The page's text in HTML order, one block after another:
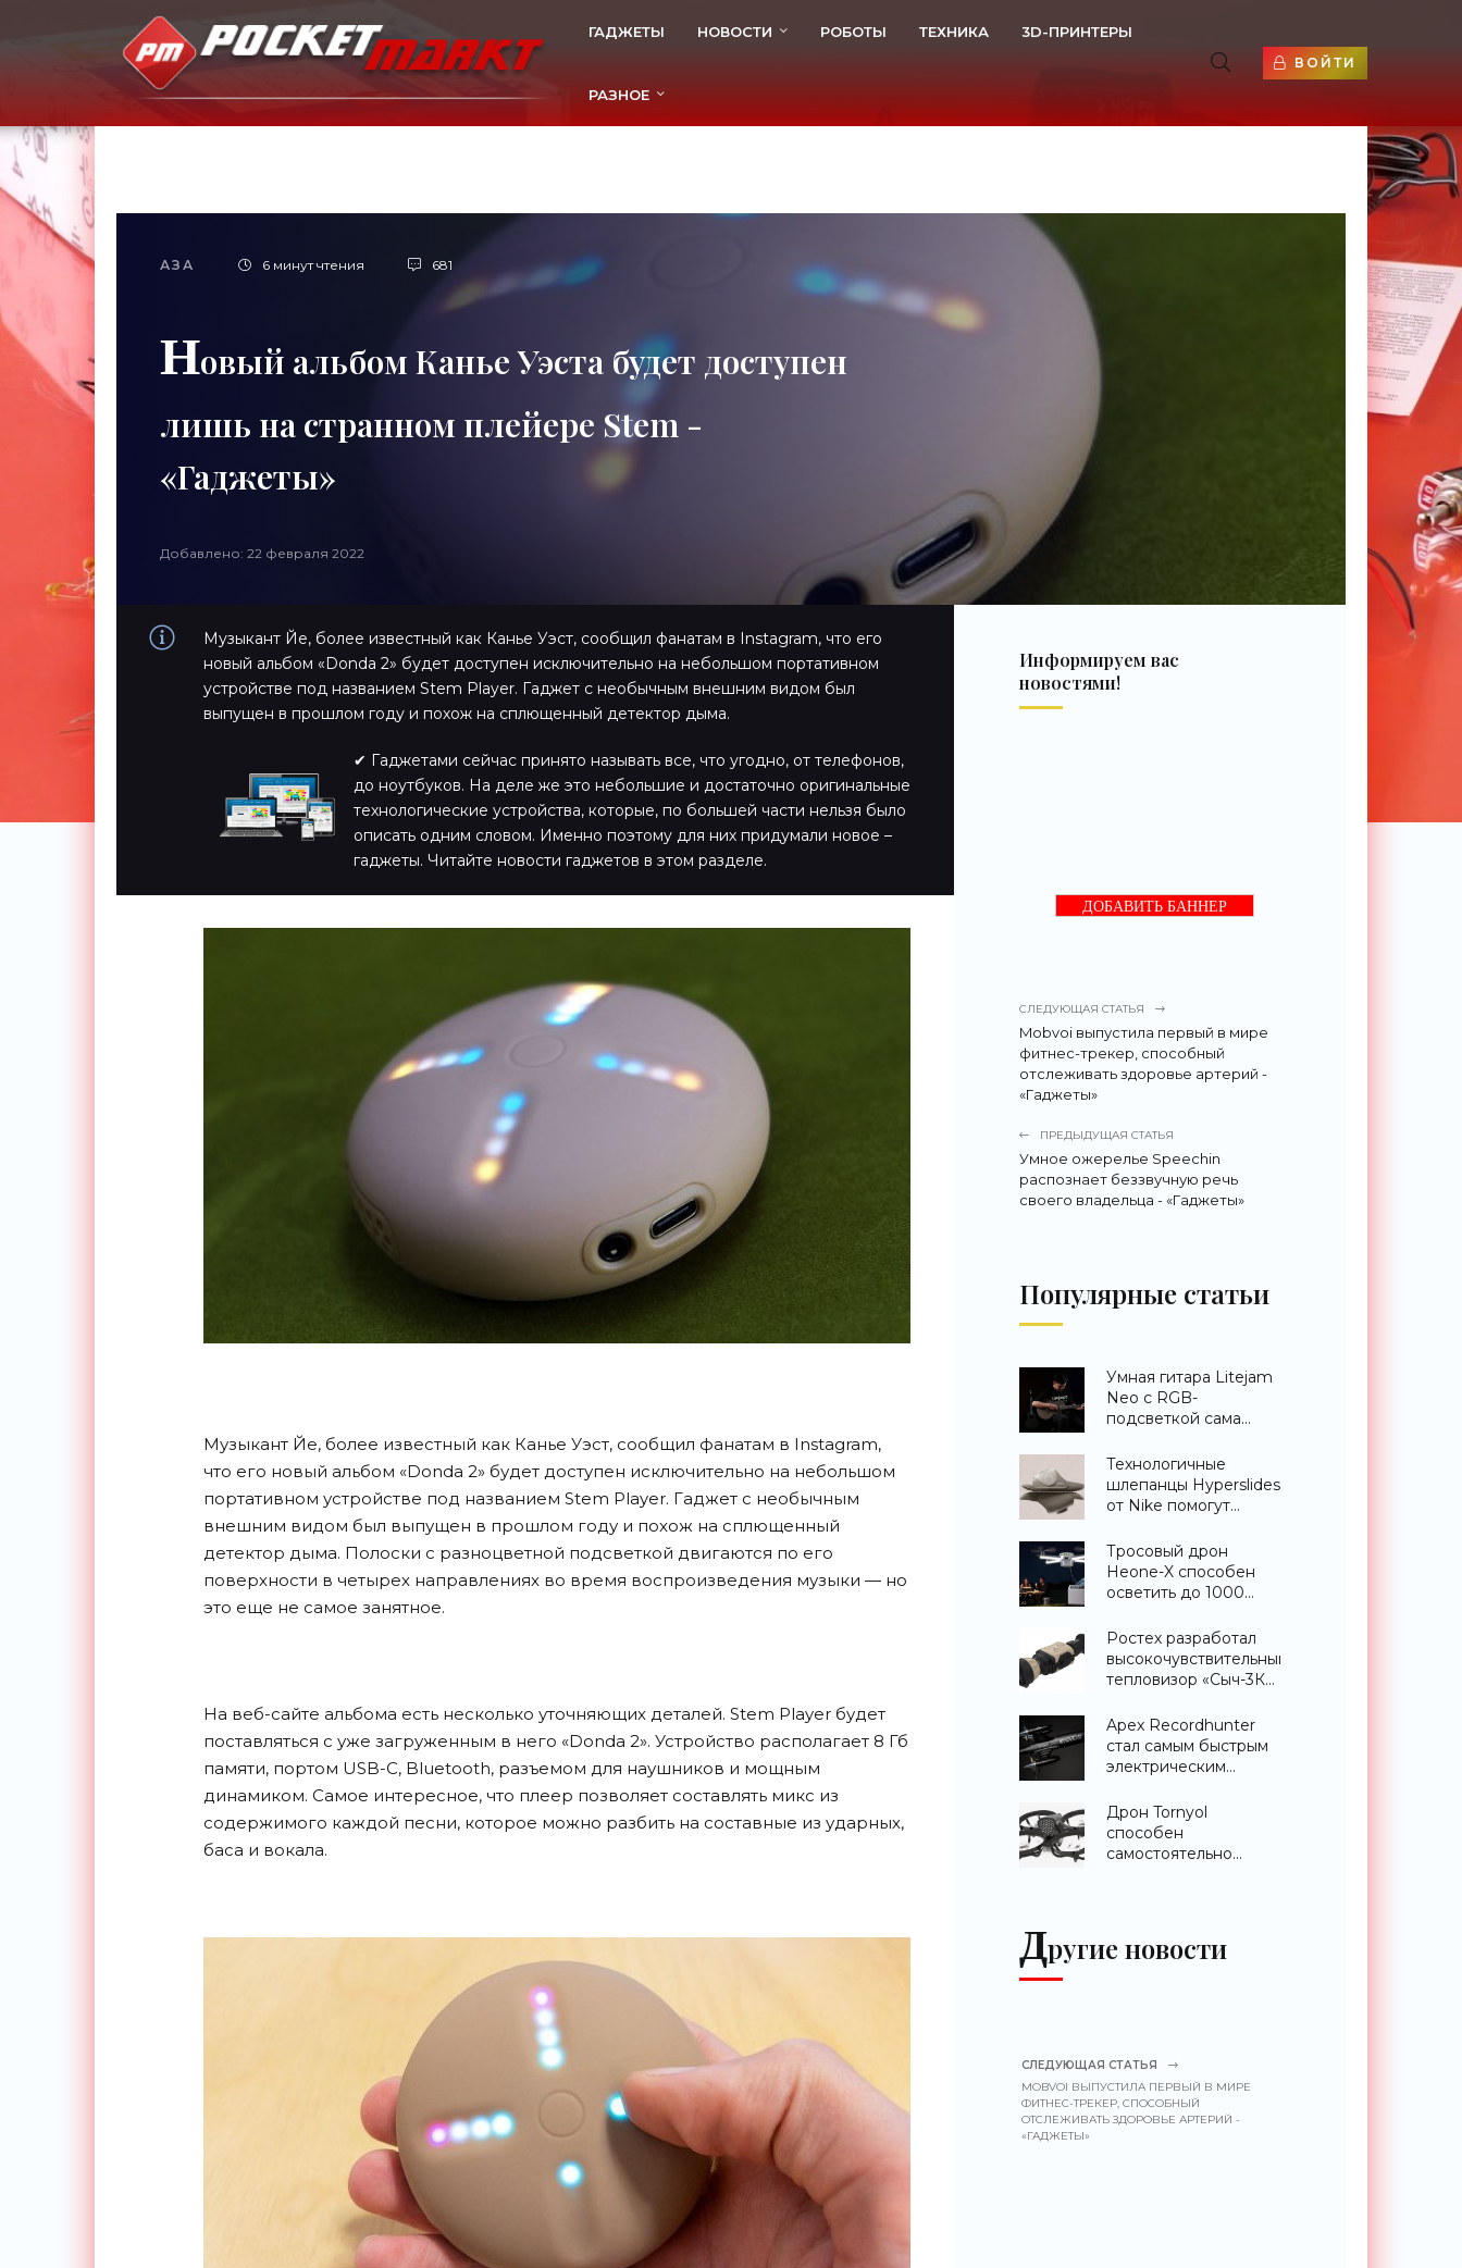
ГАДЖЕТЫ НОВОСТИ РОБОТЫ ТЕХНИКА 3D-ПРИНТЕРЫ
РАЗНОЕ
ВОЙТИ
АЗА 6 минут чтения 681
Новый альбом Канье Уэста будет доступен
лишь на странном плейере Stem -
«Гаджеты»
Добавлено: 22 февраля 2022
Музыкант Йе, более известный как Канье Уэст, сообщил фанатам в Instagram, что его
новый альбом «Donda 2» будет доступен исключительно на небольшом портативном
устройстве под названием Stem Player. Гаджет с необычным внешним видом был
выпущен в прошлом году и похож на сплющенный детектор дыма.
✔ Гаджетами сейчас принято называть все, что угодно, от телефонов,
до ноутбуков. На деле же это небольшие и достаточно оригинальные
технологические устройства, которые, по большей части нельзя было
описать одним словом. Именно поэтому для них придумали новое –
гаджеты. Читайте новости гаджетов в этом разделе.
Музыкант Йе, более известный как Канье Уэст, сообщил фанатам в Instagram,
что его новый альбом «Donda 2» будет доступен исключительно на небольшом
портативном устройстве под названием Stem Player. Гаджет с необычным
внешним видом был выпущен в прошлом году и похож на сплющенный
детектор дыма. Полоски с разноцветной подсветкой двигаются по его
поверхности в четырех направлениях во время воспроизведения музыки — но
это еще не самое занятное.
На веб-сайте альбома есть несколько уточняющих деталей. Stem Player будет
поставляться с уже загруженным в него «Donda 2». Устройство располагает 8 Гб
памяти, портом USB-C, Bluetooth, разъемом для наушников и мощным
динамиком. Самое интересное, что плеер позволяет составлять микс из
содержимого каждой песни, которое можно разбить на составные из ударных,
баса и вокала.
Информируем вас
новостями!
ДОБАВИТЬ БАННЕР
СЛЕДУЮЩАЯ СТАТЬЯ
Mobvoi выпустила первый в мире
фитнес-трекер, способный
отслеживать здоровье артерий -
«Гаджеты»
ПРЕДЫДУЩАЯ СТАТЬЯ
Умное ожерелье Speechin
распознает беззвучную речь
своего владельца - «Гаджеты»
Популярные статьи
Умная гитара Litejam
Neo с RGB-
подсветкой сама
«Гаджеты»
Технологичные
шлепанцы Hyperslides
от Nike помогут
ноги после
тренировки -
«Гаджеты»
Тросовый дрон
Heone-X способен
осветить до 1000
земли -
«Беспилотники»
Ростех разработал
высокочувствительный
тепловизор «Сыч-3К»
распознавания до 2
км - «Гаджеты»
Apex Recordhunter
стал самым быстрым
электрическим
«Беспилотники»
Дрон Tornyol
способен
самостоятельно
Другие новости
СЛЕДУЮЩАЯ СТАТЬЯ
MOBVOI ВЫПУСТИЛА ПЕРВЫЙ В МИРЕ
ФИТНЕС-ТРЕКЕР, СПОСОБНЫЙ
ОТСЛЕЖИВАТЬ ЗДОРОВЬЕ АРТЕРИЙ -
«ГАДЖЕТЫ»